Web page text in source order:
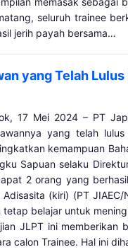
seluruh trainee
jerih payah bersama…
yang Telah Lulus
17 Mei 2024 – PT
yang telah
kemampuan
Sapuan selaku
2 orang yang
(kiri) (PT
belajar untuk
JLPT ini
calon Trainee. Hal ini